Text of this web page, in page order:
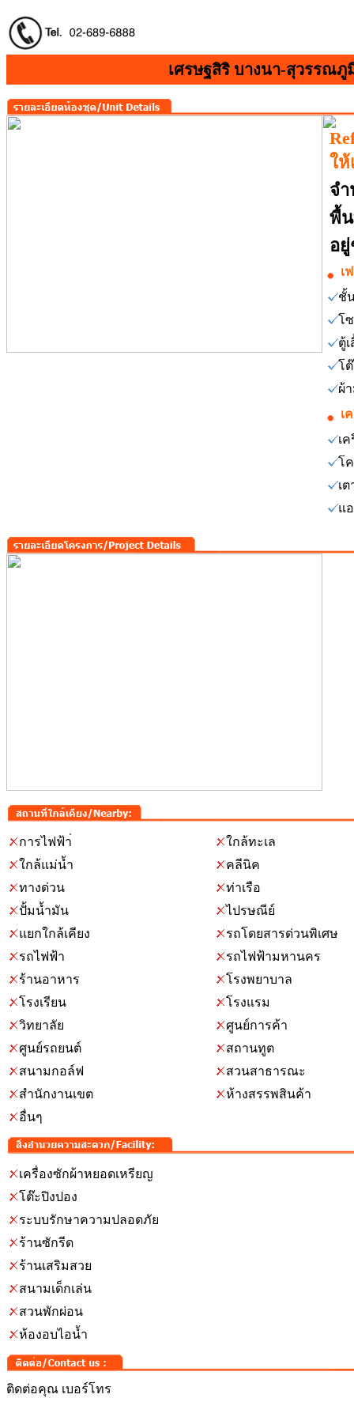
เศรษฐสิริ บางนา-สุวรรณภู
ให้
จ
พื้
อยู่
เ
ชั้
โ
ตู้
โ
ผ้
เ
เ
โ
เ
แ
การไฟฟ้า่
ใกล้ทะเล
ใกล้แม่น้ำ
คลีนิค
ทางด่วน
ท่าเรือ
ปั้มน้ำมัน
ไปรษณีย์
แยกใกล้เคียง
รถโดยสารด่วนพิเศษ
รถไฟฟ้า
รถไฟฟ้ามหานคร
ร้านอาหาร
โรงพยาบาล
โรงเรียน
โรงแรม
วิทยาลัย
ศูนย์การค้า
ศูนย์รถยนต์
สถานทูต
สนามกอล์ฟ
สวนสาธารณะ
สำนักงานเขต
ห้างสรรพสินค้า
อื่นๆ
เครื่องซักผ้าหยอดเหรียญ
โต๊ะปิงปอง
ระบบรักษาความปลอดภัย
ร้านซักรีด
ร้านเสริมสวย
สนามเด็กเล่น
สวนพักผ่อน
ห้องอบไอน้ำ
ติดต่อคุณ เบอร์โทร